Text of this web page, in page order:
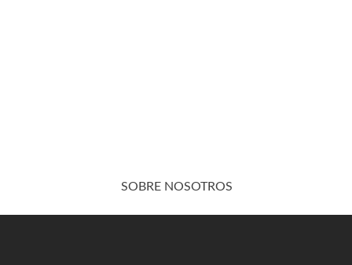
SOBRE NOSOTROS